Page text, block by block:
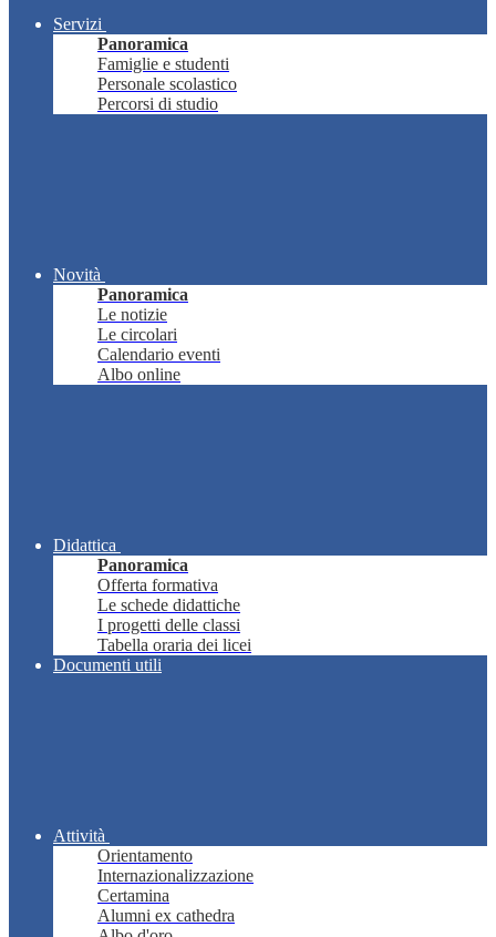
Servizi
Panoramica
Famiglie e studenti
Personale scolastico
Percorsi di studio
Novità
Panoramica
Le notizie
Le circolari
Calendario eventi
Albo online
Didattica
Panoramica
Offerta formativa
Le schede didattiche
I progetti delle classi
Tabella oraria dei licei
Documenti utili
Attività
Orientamento
Internazionalizzazione
Certamina
Alumni ex cathedra